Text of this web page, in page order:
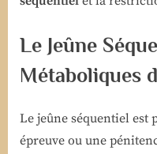
Le Jeûne
Métaboliques
Le jeûne séquentiel est
épreuve ou une